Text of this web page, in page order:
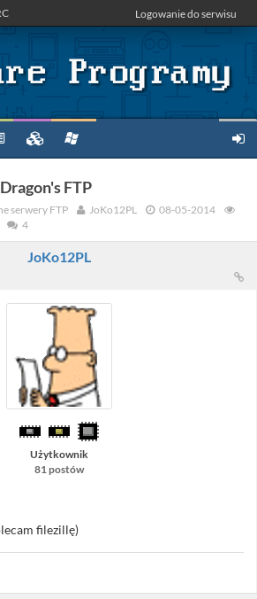
Logowanie do serwisu
FTP
serwery FTP JoKo12PL
08-05-2014
4
JoKo12PL
Użytkownik
81 postów
filezillę)